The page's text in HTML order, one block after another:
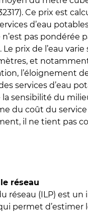
Ce prix est
d’eau
pas pondérée
prix de l’eau
et
l’éloignement
services d’eau
la sensibilité du
du coût du
il ne tient pas
réseau
réseau (ILP) est
permet d’estimer